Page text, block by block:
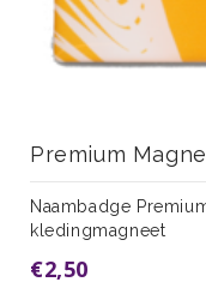
Premium
Naambadge
kledingmagneet
€2,50